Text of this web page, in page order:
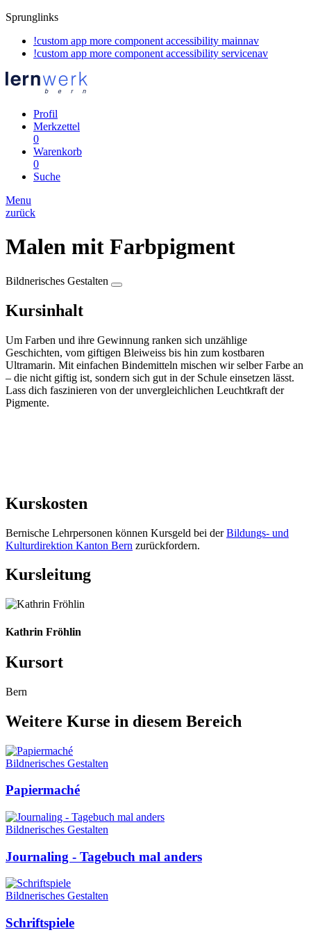
Sprunglinks
!custom app more component accessibility mainnav
!custom app more component accessibility servicenav
Profil
Merkzettel
0
Warenkorb
0
Suche
Menu
zurück
Malen mit Farbpigment
Bildnerisches Gestalten
Kursinhalt
Um Farben und ihre Gewinnung ranken sich unzählige
Geschichten, vom giftigen Bleiweiss bis hin zum kostbaren
Ultramarin. Mit einfachen Bindemitteln mischen wir selber Farbe an
– die nicht giftig ist, sondern sich gut in der Schule einsetzen lässt.
Lass dich faszinieren von der unvergleichlichen Leuchtkraft der
Pigmente.
Kurskosten
Bernische Lehrpersonen können Kursgeld bei derBildungs- und
Kulturdirektion Kanton Bern zurückfordern.
Kursleitung
Kathrin Fröhlin
Kursort
Bern
Weitere Kurse in diesem Bereich
Bildnerisches Gestalten
Papiermaché
Bildnerisches Gestalten
Journaling - Tagebuch mal anders
Bildnerisches Gestalten
Schriftspiele